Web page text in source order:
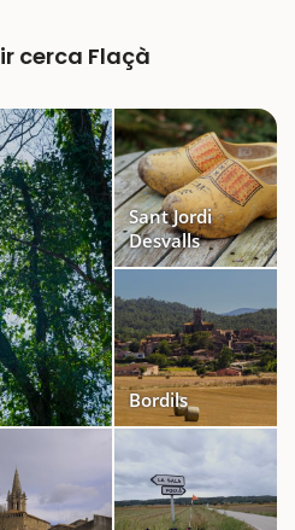
cerca Flaçà
Sant Jordi
Desvalls
Bordils